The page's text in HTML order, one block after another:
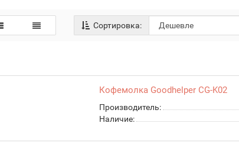
Сортировка:
Кофемолка Goodhelper CG-K02
Производитель:
Наличие: